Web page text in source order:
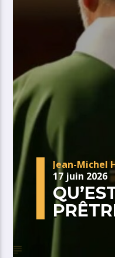
Jean-Michel
17 juin 2026